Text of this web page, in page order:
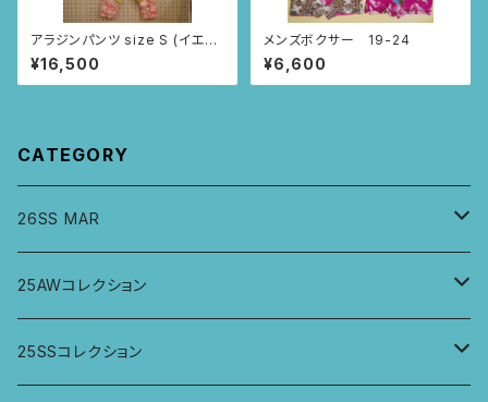
アラジンパンツ size S (イエロ
ー/レース柄)
¥16,500
メンズボクサー 19-24
¥6,600
CATEGORY
26SS MAR
トップス
ジャケット、羽織
25AWコレクション
トップス
25SSコレクション